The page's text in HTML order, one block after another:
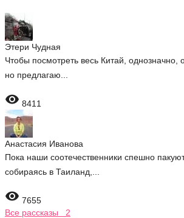
Этери Чудная
Чтобы посмотреть весь Китай, однозначно,
но предлагаю...
 8411
Анастасия Иванова
Пока наши соотечественники спешно
собираясь в Таиланд,...
 7655
Все рассказы 2